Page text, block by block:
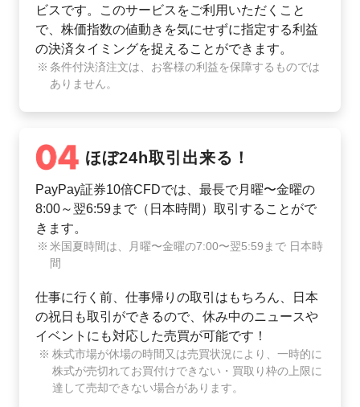
ビスです。このサービスをご利用いただくこと
で、株価指数の値動きを気にせずに指定する利益
の決済タイミングを捉えることができます。
条件付決済注文は、お客様の利益を保障するものでは
ありません。
ほぼ24h取引出来る！
PayPay証券10倍CFDでは、最長で月曜〜金曜の
8:00～翌6:59まで（日本時間）取引することがで
きます。
米国夏時間は、月曜〜金曜の7:00〜翌5:59まで 日本時
間
仕事に行く前、仕事帰りの取引はもちろん、日本
の祝日も取引ができるので、休み中のニュースや
イベントにも対応した売買が可能です！
株式市場が休場の時間又は売買状況により、一時的に
株式が売切れてお買付けできない・買取り枠の上限に
達して売却できない場合があります。